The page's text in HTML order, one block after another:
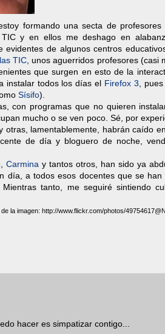
formando una secta de profesores
y en ellos me deshago en
de algunos centros
TIC , unos aguerridos profesores (casi
que surgen en esto de la
instalar todos los días el Firefox 3 ,
Sísifo).
con programas que no quieren
mucho o se ven poco. Sé, por
lamentablemente, habrán caído
de día y bloguero de noche,
, Carmina y tantos otros, han sido ya
día, a todos esos docentes que se han
tanto, me seguiré sintiendo
la imagen: http://www.flickr.com/photos/
hacer es simpatizar contigo...